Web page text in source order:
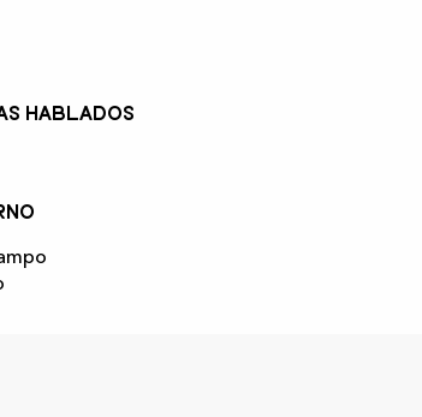
hablados
hablados